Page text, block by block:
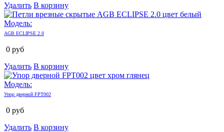
Удалить В корзину
Модель:
AGB ECLIPSE 2.0
0 руб
Удалить В корзину
Модель:
Упор дверной FPT002
0 руб
Удалить В корзину